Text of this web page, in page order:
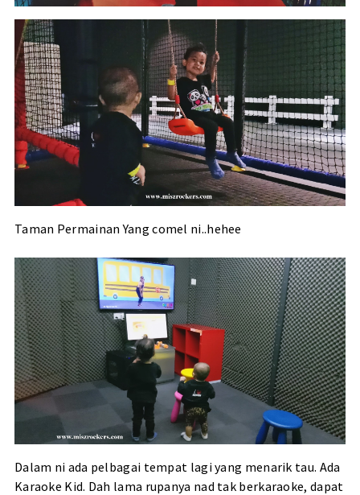
Taman Permainan Yang comel ni..hehee
Dalam ni ada pelbagai tempat lagi yang menarik tau. Ada
Karaoke Kid. Dah lama rupanya nad tak berkaraoke, dapat